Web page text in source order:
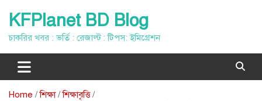
content
KFPlanet BD Blog
চাকরির খবর : ভর্তি : রেজাল্ট : টিপস: ইমিগ্রেশন
Home শিক্ষা
শিক্ষাবৃত্তি